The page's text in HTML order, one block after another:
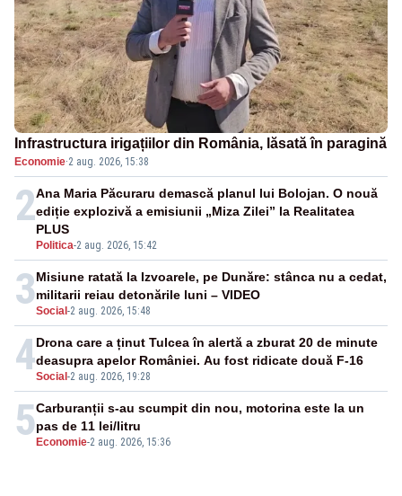
Infrastructura irigațiilor din România, lăsată în paragină
Economie·2 aug. 2026, 15:38
2
Politica-2 aug. 2026, 15:42
Ana Maria Păcuraru demască planul lui Bolojan. O nouă
ediție explozivă a emisiunii „Miza Zilei” la Realitatea
PLUS
3Social -2 aug. 2026, 15:48
Misiune ratată la Izvoarele, pe Dunăre: stânca nu a cedat,
militarii reiau detonările luni – VIDEO
4Social -2 aug. 2026, 19:28
Drona care a ținut Tulcea în alertă a zburat 20 de minute
deasupra apelor României. Au fost ridicate două F-16
5 Economie-2 aug. 2026, 15:36
Carburanții s-au scumpit din nou, motorina este la un
pas de 11 lei/litru